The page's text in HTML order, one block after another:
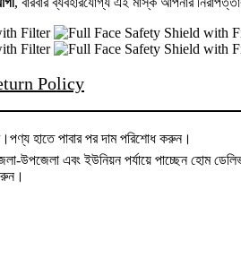
Policy
হাতে পাবার পর দাম পরিশোধ করুন।
উপজেলা এবং ইউনিয়ন পর্যায়ে পাচ্ছেন হোম